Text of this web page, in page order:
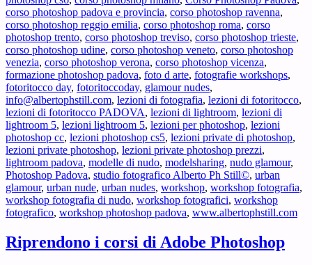
modelle
tatuate
e
Suicide
Girls!
corso photoshop padova e provincia, corso photoshop ravenna,
corso photoshop reggio emilia, corso photoshop roma, corso
photoshop trento, corso photoshop treviso, corso photoshop trieste,
corso photoshop udine, corso photoshop veneto, corso photoshop
venezia, corso photoshop verona, corso photoshop vicenza,
formazione photoshop padova, foto d arte, fotografie workshops,
fotoritocco day, fotoritoccoday, glamour nudes,
info@albertophstill.com, lezioni di fotografia, lezioni di fotoritocco,
lezioni di fotoritocco PADOVA, lezioni di lightroom, lezioni di
lightroom 5, lezioni lightroom 5, lezioni per photoshop, lezioni
photoshop cc, lezioni photoshop cs5, lezioni private di photoshop,
lezioni private photoshop, lezioni private photoshop prezzi,
lightroom padova, modelle di nudo, modelsharing, nudo glamour,
Photoshop Padova, studio fotografico Alberto Ph Still©, urban
glamour, urban nude, urban nudes, workshop, workshop fotografia,
workshop fotografia di nudo, workshop fotografici, workshop
fotografico, workshop photoshop padova, www.albertophstill.com
Riprendono i corsi di Adobe Photoshop